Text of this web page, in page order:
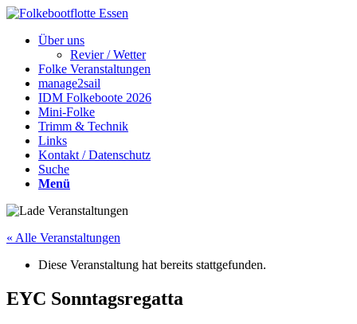
Über uns
Revier / Wetter
Folke Veranstaltungen
manage2sail
IDM Folkeboote 2026
Mini-Folke
Trimm & Technik
Links
Kontakt / Datenschutz
Suche
Menü
« Alle Veranstaltungen
Diese Veranstaltung hat bereits stattgefunden.
EYC Sonntagsregatta